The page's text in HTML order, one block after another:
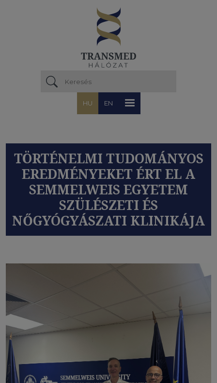
HU EN
TÖRTÉNELMI TUDOMÁNYOS
EREDMÉNYEKET ÉRT EL A
SEMMELWEIS EGYETEM
SZÜLÉSZETI ÉS
NŐGYÓGYÁSZATI KLINIKÁJA